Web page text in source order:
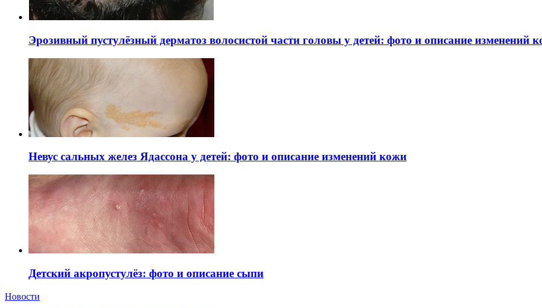
Эрозивный пустулёзный дерматоз волосистой части головы у детей: фото и описание изменений
Невус сальных желез Ядассона у детей: фото и описание изменений кожи
Детский акропустулёз: фото и описание сыпи
Новости